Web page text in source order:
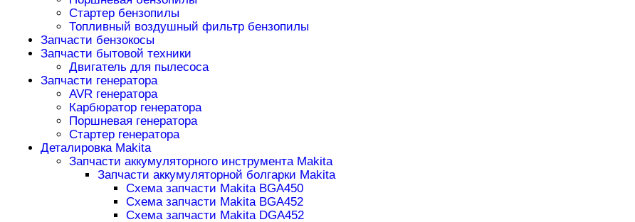
Стартер бензопилы
Топливный воздушный фильтр бензопилы
Запчасти бензокосы
Запчасти бытовой техники
Двигатель для пылесоса
Запчасти генератора
AVR генератора
Карбюратор генератора
Поршневая генератора
Стартер генератора
Деталировка Makita
Запчасти аккумуляторного инструмента Makita
Запчасти аккумуляторной болгарки Makita
Схема запчасти Makita BGA450
Схема запчасти Makita BGA452
Схема запчасти Makita DGA452